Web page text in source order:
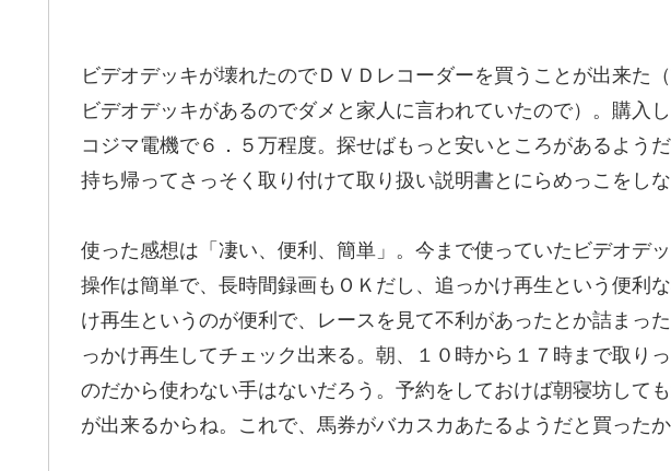
ビデオデッキが壊れたのでＤＶＤレコーダーを買うことが出来た
ビデオデッキがあるのでダメと家人に言われていたので）。購入
コジマ電機で６．５万程度。探せばもっと安いところがあるよう
持ち帰ってさっそく取り付けて取り扱い説明書とにらめっこをしな
使った感想は「凄い、便利、簡単」。今まで使っていたビデオデ
操作は簡単で、長時間録画もＯＫだし、追っかけ再生という便利
け再生というのが便利で、レースを見て不利があったとか詰まっ
っかけ再生してチェック出来る。朝、１０時から１７時まで取り
のだから使わない手はないだろう。予約をしておけば朝寝坊して
が出来るからね。これで、馬券がバカスカあたるようだと買ったか